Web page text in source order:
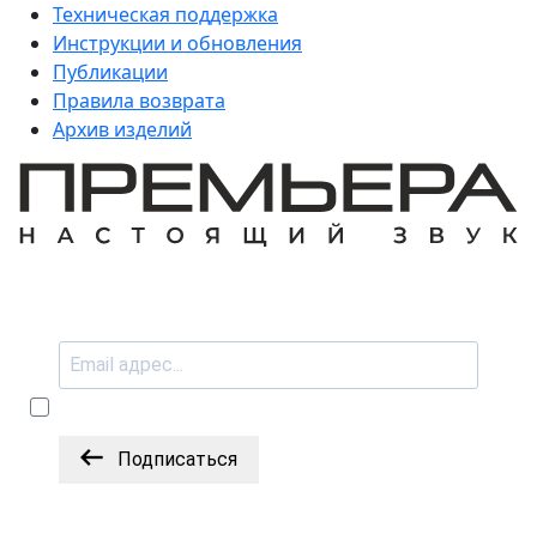
Техническая поддержка
Инструкции и обновления
Публикации
Правила возврата
Архив изделий
Подписаться